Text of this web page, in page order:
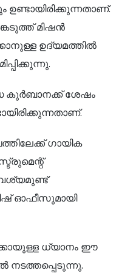
മിഷൻ
ഉദ്യമത്തിൽ
കുർബാനക്ക് ശേഷം
ഗായിക
ഓഫീസുമായി
ധ്യാനം ഈ
നടത്തപ്പെടുന്നു.